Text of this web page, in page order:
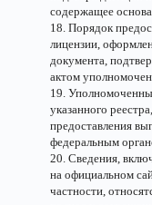
содержащее
18. Порядок
лицензии,
документа,
актом
19.
указанного
предоставления
федеральным
20. Сведения,
на официальном
частности,